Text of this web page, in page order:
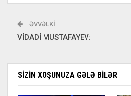
ƏVVƏLKI
VİDADİ MUSTAFAYEV:
SIZIN XOŞUNUZA GƏLƏ BILƏR